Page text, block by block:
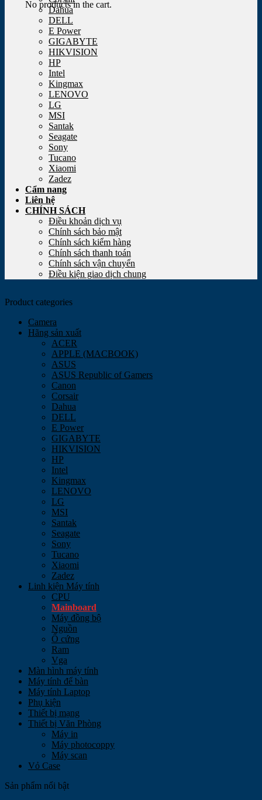
No products in the cart.
Dahua
DELL
E Power
GIGABYTE
HIKVISION
HP
Intel
Kingmax
LENOVO
LG
MSI
Santak
Seagate
Sony
Tucano
Xiaomi
Zadez
Cẩm nang
Liên hệ
CHÍNH SÁCH
Điều khoản dịch vụ
Chính sách bảo mật
Chính sách kiểm hàng
Chính sách thanh toán
Chính sách vận chuyển
Điều kiện giao dịch chung
Product categories
Camera
Hãng sản xuất
ACER
APPLE (MACBOOK)
ASUS
ASUS Republic of Gamers
Canon
Corsair
Dahua
DELL
E Power
GIGABYTE
HIKVISION
HP
Intel
Kingmax
LENOVO
LG
MSI
Santak
Seagate
Sony
Tucano
Xiaomi
Zadez
Linh kiện Máy tính
CPU
Mainboard
Máy đồng bộ
Nguồn
Ổ cứng
Ram
Vga
Màn hình máy tính
Máy tính để bàn
Máy tính Laptop
Phụ kiện
Thiết bị mạng
Thiết bị Văn Phòng
Máy in
Máy photocoppy
Máy scan
Vỏ Case
Sản phẩm nổi bật